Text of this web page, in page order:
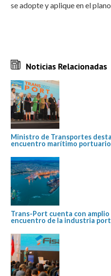
se adopte y aplique en el
Noticias Relacionadas
Ministro de Transportes
encuentro marítimo
Trans-Port cuenta con
encuentro de la industria